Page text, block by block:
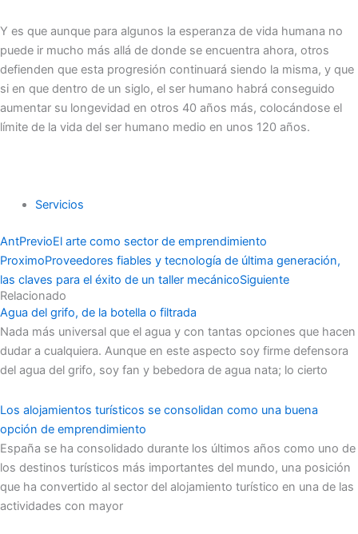
Y es que aunque para algunos la esperanza de vida humana no
puede ir mucho más allá de donde se encuentra ahora, otros
defienden que esta progresión continuará siendo la misma, y que
si en que dentro de un siglo, el ser humano habrá conseguido
aumentar su longevidad en otros 40 años más, colocándose el
límite de la vida del ser humano medio en unos 120 años.
Servicios
AntPrevioEl arte como sector de emprendimiento
ProximoProveedores fiables y tecnología de última generación,
las claves para el éxito de un taller mecánicoSiguiente
Relacionado
Agua del grifo, de la botella o filtrada
Nada más universal que el agua y con tantas opciones que hacen
dudar a cualquiera. Aunque en este aspecto soy firme defensora
del agua del grifo, soy fan y bebedora de agua nata; lo cierto
Los alojamientos turísticos se consolidan como una buena
opción de emprendimiento
España se ha consolidado durante los últimos años como uno de
los destinos turísticos más importantes del mundo, una posición
que ha convertido al sector del alojamiento turístico en una de las
actividades con mayor